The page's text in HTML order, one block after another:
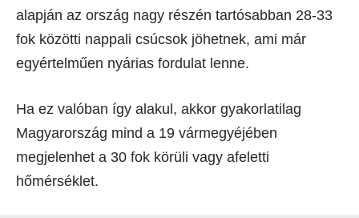
alapján az ország nagy részén tartósabban 28-33
fok közötti nappali csúcsok jöhetnek, ami már
egyértelműen nyárias fordulat lenne.
Ha ez valóban így alakul, akkor gyakorlatilag
Magyarország mind a 19 vármegyéjében
megjelenhet a 30 fok körüli vagy afeletti
hőmérséklet.